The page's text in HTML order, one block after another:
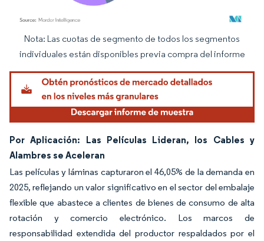
Imagen © Mordor Intelligence. El uso requiere atribución según CC BY 4.0.
Nota: Las cuotas de segmento de todos los segmentos
individuales están disponibles previa compra del informe
Por Aplicación: Las Películas Lideran, los Cables y
Alambres se Aceleran
Las películas y láminas capturaron el 46,05% de la demanda en
2025, reflejando un valor significativo en el sector del embalaje
flexible que abastece a clientes de bienes de consumo de alta
rotación y comercio electrónico. Los marcos de
responsabilidad extendida del productor respaldados por el